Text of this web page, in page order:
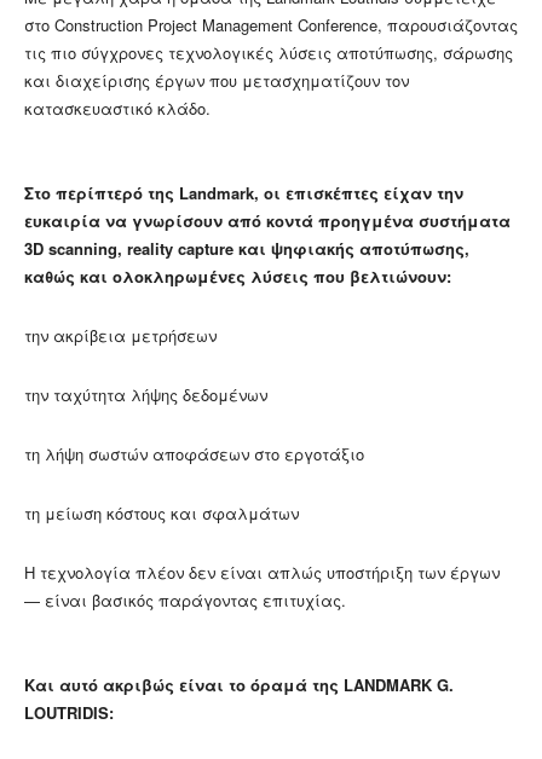
στο Construction Project Management Conference, παρουσιάζοντας
τις πιο σύγχρονες τεχνολογικές λύσεις αποτύπωσης, σάρωσης
και διαχείρισης έργων που μετασχηματίζουν τον
κατασκευαστικό κλάδο.
Στο περίπτερό της Landmark, οι επισκέπτες είχαν την
ευκαιρία να γνωρίσουν από κοντά προηγμένα συστήματα
3D scanning, reality capture και ψηφιακής αποτύπωσης,
καθώς και ολοκληρωμένες λύσεις που βελτιώνουν:
την ακρίβεια μετρήσεων
την ταχύτητα λήψης δεδομένων
τη λήψη σωστών αποφάσεων στο εργοτάξιο
τη μείωση κόστους και σφαλμάτων
Η τεχνολογία πλέον δεν είναι απλώς υποστήριξη των έργων
— είναι βασικός παράγοντας επιτυχίας.
Και αυτό ακριβώς είναι το όραμά της LANDMARK G.
LOUTRIDIS: